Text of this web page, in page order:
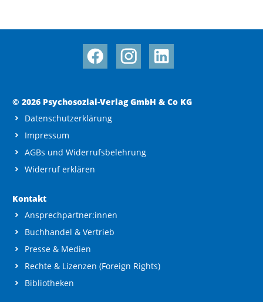
© 2026 Psychosozial-Verlag GmbH & Co KG
Datenschutzerklärung
Impressum
AGBs und Widerrufsbelehrung
Widerruf erklären
Kontakt
Ansprechpartner:innen
Buchhandel & Vertrieb
Presse & Medien
Rechte & Lizenzen (Foreign Rights)
Bibliotheken